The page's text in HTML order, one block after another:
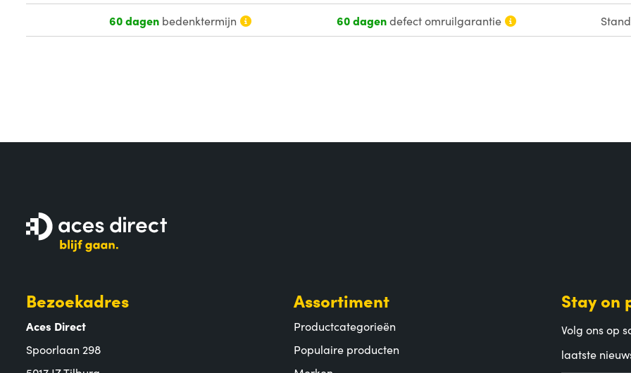
60 dagenbedenktermijn 60 dagendefect omruilgarantie
Bezoekadres
Aces Direct
Spoorlaan 298
Assortiment
Productcategorieën
Populaire producten
Stay on
Volg ons op
laatste